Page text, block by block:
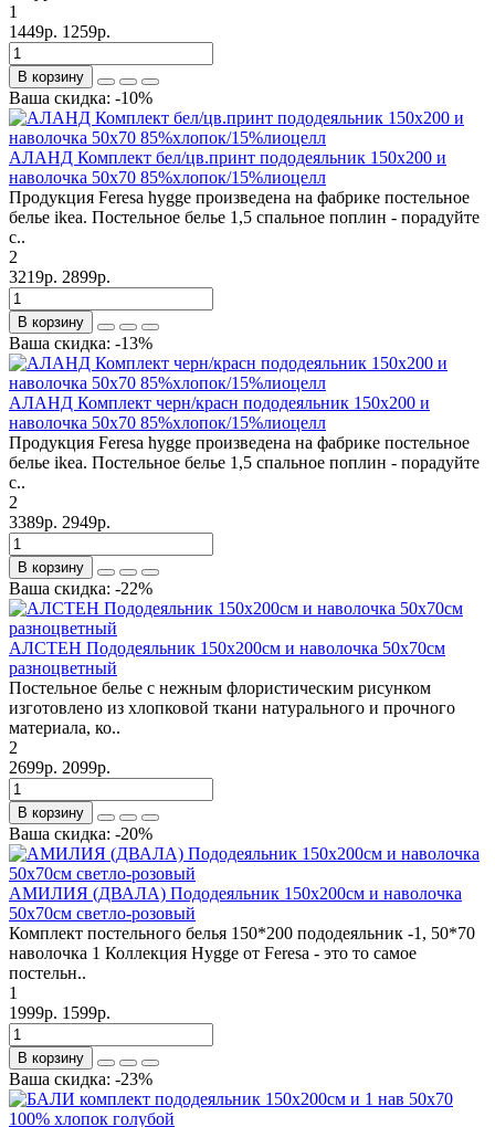
1
1449р. 1259р.
В корзину
Ваша скидка: -10%
АЛАНД Комплект бел/цв.принт пододеяльник 150х200 и
наволочка 50х70 85%хлопок/15%лиоцелл
Продукция Feresa hygge произведена на фабрике постельное
белье ikea. Постельное белье 1,5 спальное поплин - порадуйте
с..
2
3219р. 2899р.
В корзину
Ваша скидка: -13%
АЛАНД Комплект черн/красн пододеяльник 150х200 и
наволочка 50х70 85%хлопок/15%лиоцелл
Продукция Feresa hygge произведена на фабрике постельное
белье ikea. Постельное белье 1,5 спальное поплин - порадуйте
с..
2
3389р. 2949р.
В корзину
Ваша скидка: -22%
АЛСТЕН Пододеяльник 150х200см и наволочка 50х70см
разноцветный
Постельное белье с нежным флористическим рисунком
изготовлено из хлопковой ткани натурального и прочного
материала, ко..
2
2699р. 2099р.
В корзину
Ваша скидка: -20%
АМИЛИЯ (ДВАЛА) Пододеяльник 150х200см и наволочка
50х70см светло-розовый
Комплект постельного белья 150*200 пододеяльник -1, 50*70
наволочка 1 Коллекция Hygge от Feresa - это то самое
постельн..
1
1999р. 1599р.
В корзину
Ваша скидка: -23%